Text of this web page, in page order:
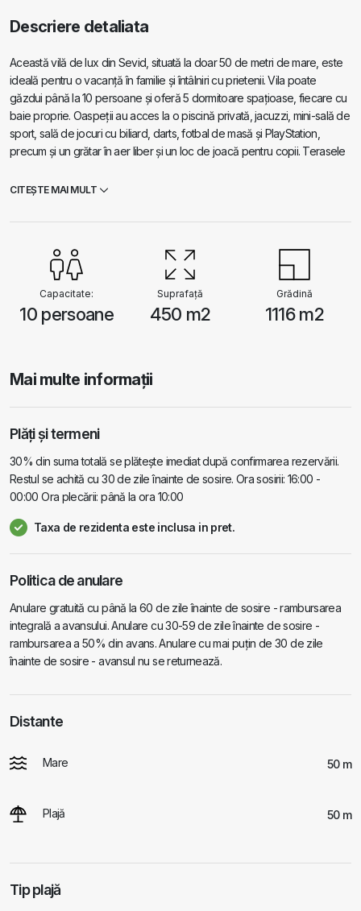
Descriere detaliata
Această vilă de lux din Sevid, situată la doar 50 de metri de mare, este
ideală pentru o vacanță în familie și întâlniri cu prietenii. Vila poate
găzdui până la 10 persoane și oferă 5 dormitoare spațioase, fiecare cu
baie proprie. Oaspeții au acces la o piscină privată, jacuzzi, mini-sală de
sport, sală de jocuri cu biliard, darts, fotbal de masă și PlayStation,
precum și un grătar în aer liber și un loc de joacă pentru copii. Terasele
vă relaxa și a vă bucura de împrejurimile mediteraneene.
CITEȘTE MAI MULT
Capacitate:
10 persoane
Suprafață
450 m2
Grădină
1116 m2
Mai multe informații
Plăți și termeni
30% din suma totală se plătește imediat după confirmarea rezervării.
Restul se achită cu 30 de zile înainte de sosire. Ora sosirii: 16:00 -
00:00 Ora plecării: până la ora 10:00
Taxa de rezidenta este inclusa in pret.
Politica de anulare
Anulare gratuită cu până la 60 de zile înainte de sosire - rambursarea
integrală a avansului. Anulare cu 30-59 de zile înainte de sosire -
rambursarea a 50% din avans. Anulare cu mai puțin de 30 de zile
înainte de sosire - avansul nu se returnează.
Distante
Mare 50 m
Plajă 50 m
Tip plajă